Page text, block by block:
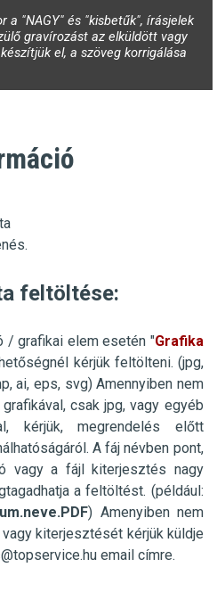
a "NAGY" és "kisbetűk", írásjelek
gravírozást az elküldött vagy
el, a szöveg korrigálása
feltöltése:
/ grafikai elem esetén "Grafika
kérjük feltölteni. (jpg,
ai, eps, svg) Amennyiben nem
grafikával, csak jpg, vagy egyéb
kérjük, megrendelés előtt
A fáj névben pont,
vagy a fájl kiterjesztés nagy
a feltöltést. (például:
) Amenyiben nem
kiterjesztését kérjük küldje
email címre.